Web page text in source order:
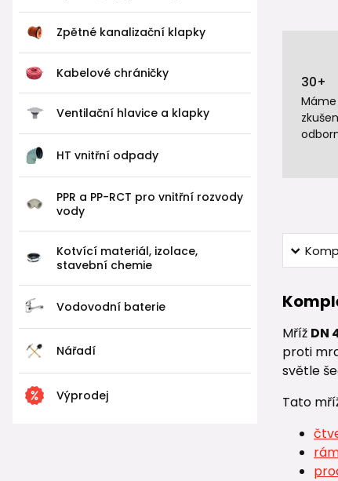
Zpětné kanalizační klapky
Kabelové chráničky
Ventilační hlavice a klapky
HT vnitřní odpady
PPR a PP-RCT pro vnitřní rozvody
vody
Kotvící materiál, izolace,
stavební chemie
Vodovodní baterie
Nářadí
Výprodej
30+
Mříž DN
proti
světle
Tato